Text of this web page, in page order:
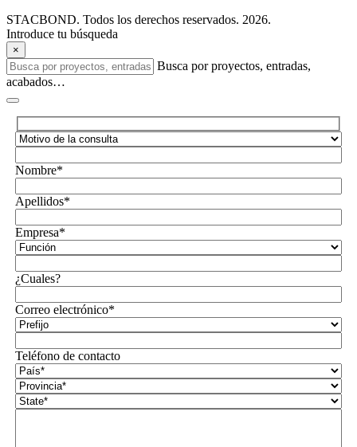
STACBOND. Todos los derechos reservados. 2026.
Introduce tu búsqueda
×
Busca por proyectos, entradas,
acabados…
Nombre*
Apellidos*
Empresa*
¿Cuales?
Correo electrónico*
Teléfono de contacto